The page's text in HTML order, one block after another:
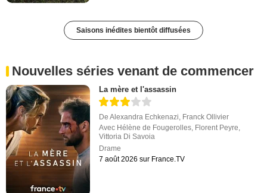
Saisons inédites bientôt diffusées
Nouvelles séries venant de commencer
La mère et l'assassin
DeAlexandra Echkenazi, Franck Ollivier
Avec Hélène de Fougerolles, Florent Peyre,
Vittoria Di Savoia
Drame
7 août 2026 sur France.TV